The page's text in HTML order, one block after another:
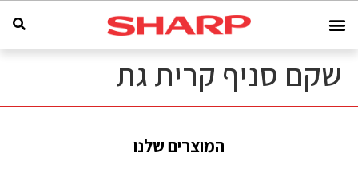
שקם סניף קרית גת
המוצרים שלנו